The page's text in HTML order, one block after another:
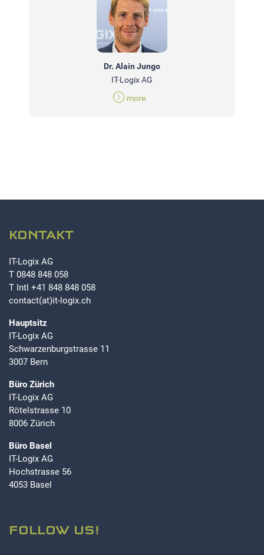
Dr. Alain Jungo
IT-Logix AG
more
KONTAKT
IT-Logix AG
T 0848 848 058
T Intl +41 848 848 058
contact(at)it-logix.ch
Hauptsitz
IT-Logix AG
Schwarzenburgstrasse 11
3007 Bern
Büro Zürich
IT-Logix AG
Rötelstrasse 10
8006 Zürich
Büro Basel
IT-Logix AG
Hochstrasse 56
4053 Basel
FOLLOW US!